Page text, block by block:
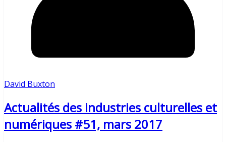
David Buxton
Actualités des industries culturelles et
numériques #51, mars 2017